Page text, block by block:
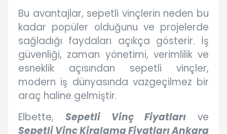
Bu avantajlar, sepetli vinçlerin neden bu
kadar popüler olduğunu ve projelerde
sağladığı faydaları açıkça gösterir. İş
güvenliği, zaman yönetimi, verimlilik ve
esneklik açısından sepetli vinçler,
modern iş dünyasında vazgeçilmez bir
araç haline gelmiştir.
Elbette, Sepetli Vinç Fiyatları ve
Sepetli Vinç Kiralama Fiyatları Ankara